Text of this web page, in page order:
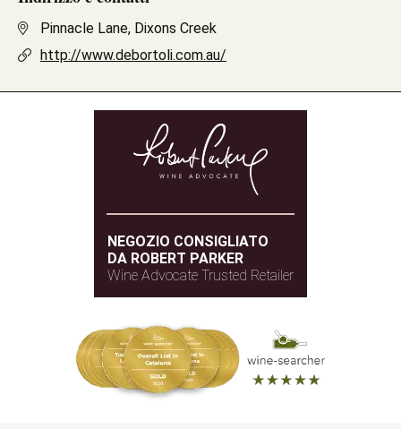
Pinnacle Lane, Dixons Creek
http://www.debortoli.com.au/
NEGOZIO CONSIGLIATO
DA ROBERT PARKER
Wine Advocate Trusted Retailer